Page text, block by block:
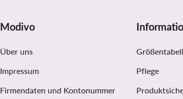
Modivo
Über uns
Impressum
Firmendaten und Kontonummer
Pflege